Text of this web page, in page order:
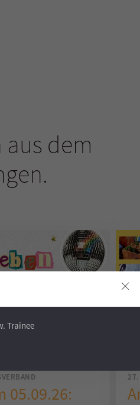
dem
05.09.26:
Trainee